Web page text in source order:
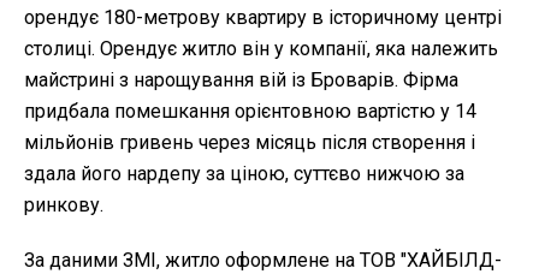
орендує 180-метрову квартиру в історичному центрі
столиці. Орендує житло він у компанії, яка належить
майстрині з нарощування вій із Броварів. Фірма
придбала помешкання орієнтовною вартістю у 14
мільйонів гривень через місяць після створення і
здала його нардепу за ціною, суттєво нижчою за
ринкову.
За даними ЗМІ, житло оформлене на ТОВ "ХАЙБІЛД-